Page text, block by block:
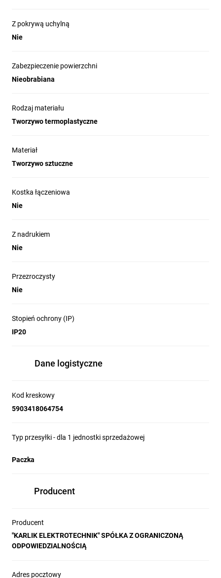
Z pokrywą uchylną
Nie
Zabezpieczenie powierzchni
Nieobrabiana
Rodzaj materiału
Tworzywo termoplastyczne
Materiał
Tworzywo sztuczne
Kostka łączeniowa
Nie
Z nadrukiem
Nie
Przezroczysty
Nie
Stopień ochrony (IP)
IP20
Dane logistyczne
Kod kreskowy
5903418064754
Typ przesyłki - dla 1 jednostki sprzedażowej
Paczka
Producent
Producent
"KARLIK ELEKTROTECHNIK" SPÓŁKA Z OGRANICZONĄ
ODPOWIEDZIALNOŚCIĄ
Adres pocztowy